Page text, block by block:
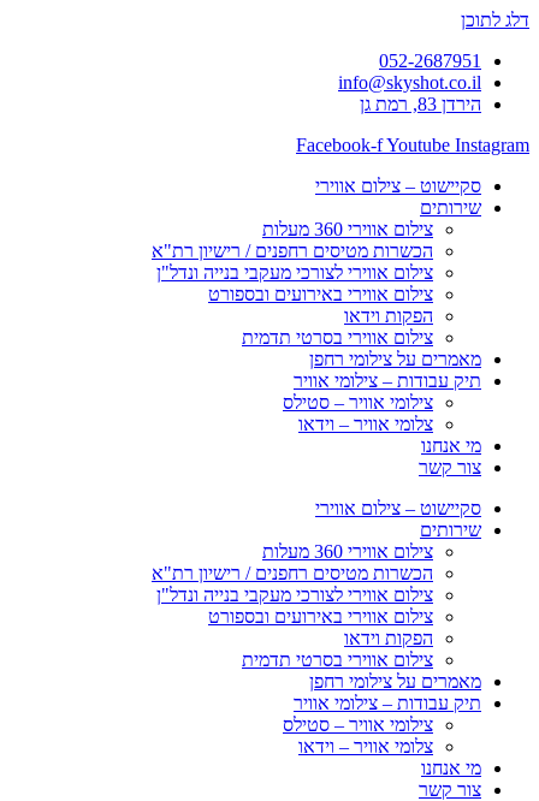
דלג לתוכן
052-2687951
info@skyshot.co.il
הירדן 83, רמת גן
Facebook-fYoutube Instagram
סקיישוט – צילום אווירי
שירותים
צילום אווירי 360 מעלות
הכשרות מטיסים רחפנים / רישיון רת"א
צילום אווירי לצורכי מעקבי בנייה ונדל"ן
צילום אווירי באירועים ובספורט
הפקות וידאו
צילום אווירי בסרטי תדמית
מאמרים על צילומי רחפן
תיק עבודות – צילומי אוויר
צילומי אוויר – סטילס
צלומי אוויר – וידאו
מי אנחנו
צור קשר
סקיישוט – צילום אווירי
שירותים
צילום אווירי 360 מעלות
הכשרות מטיסים רחפנים / רישיון רת"א
צילום אווירי לצורכי מעקבי בנייה ונדל"ן
צילום אווירי באירועים ובספורט
הפקות וידאו
צילום אווירי בסרטי תדמית
מאמרים על צילומי רחפן
תיק עבודות – צילומי אוויר
צילומי אוויר – סטילס
צלומי אוויר – וידאו
מי אנחנו
צור קשר